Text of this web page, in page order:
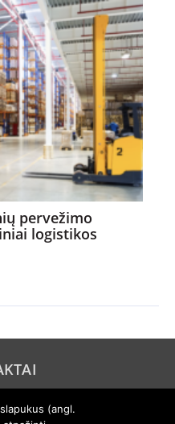
pervežimo
logistikos
(angl.